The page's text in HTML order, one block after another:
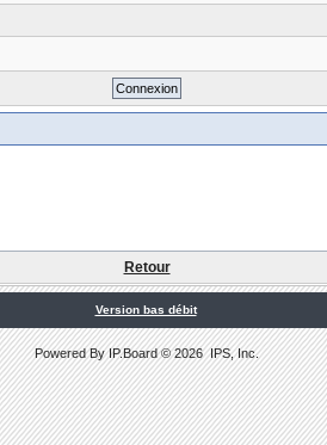
Retour
Version bas débit
Powered ByIP.Board© 2026IPS, Inc.